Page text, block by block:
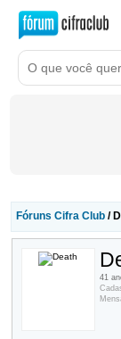
Fóruns Cifra Club/
41